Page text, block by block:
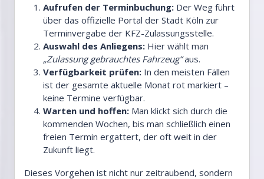
Aufrufen der Terminbuchung: Der Weg führt
über das offizielle Portal der Stadt Köln zur
Terminvergabe der KFZ-Zulassungsstelle.
Auswahl des Anliegens: Hier wählt man
„Zulassung gebrauchtes Fahrzeug“aus.
Verfügbarkeit prüfen: In den meisten Fällen
ist der gesamte aktuelle Monat rot markiert –
keine Termine verfügbar.
Warten und hoffen: Man klickt sich durch die
kommenden Wochen, bis man schließlich einen
freien Termin ergattert, der oft weit in der
Zukunft liegt.
Dieses Vorgehen ist nicht nur zeitraubend, sondern